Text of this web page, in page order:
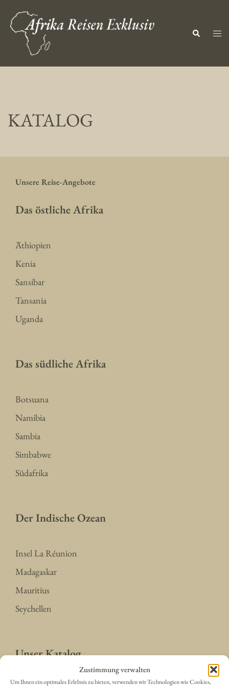
Zustimmung verwalten
Um Ihnen ein optimales Erlebnis zu bieten, verwenden wir Technologien wie Cookies,
KATALOG
Unsere Reise-Angebote
Das östliche Afrika
Äthiopien
Kenia
Sansibar
Tansania
Uganda
Das südliche Afrika
Botsuana
Namibia
Sambia
Simbabwe
Südafrika
Der Indische Ozean
Insel La Réunion
Madagaskar
Mauritius
Seychellen
Unser Katalog